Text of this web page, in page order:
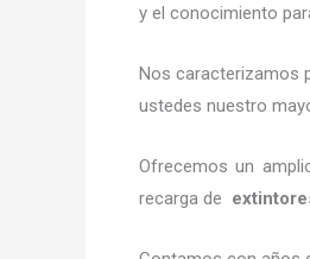
y el conocimiento
Nos caracterizamos
ustedes nuestro
Ofrecemos un
recarga de